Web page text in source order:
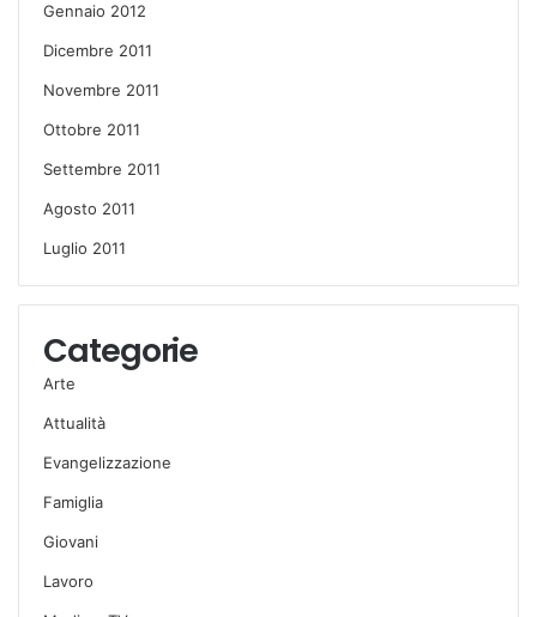
Gennaio 2012
Dicembre 2011
Novembre 2011
Ottobre 2011
Settembre 2011
Agosto 2011
Luglio 2011
Categorie
Arte
Attualità
Evangelizzazione
Famiglia
Giovani
Lavoro